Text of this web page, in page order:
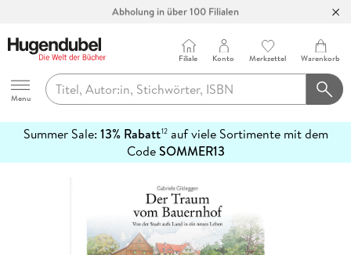
Abholung in über 100 Filialen
Hugendubel
Menu
Filiale Konto Merkzettel Warenkorb
Summer Sale: 13% Rabatt12auf viele Sortimente mit dem
CodeSOMMER13
erfahren